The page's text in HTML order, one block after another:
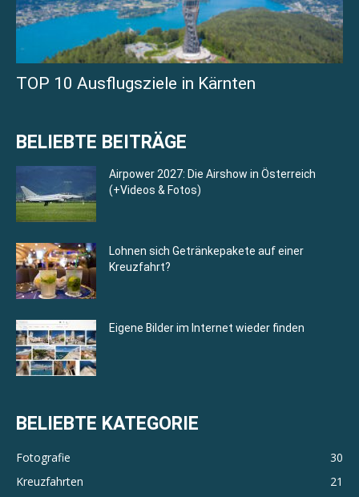
TOP 10 Ausflugsziele in Kärnten
BELIEBTE BEITRÄGE
Airpower 2027: Die Airshow in Österreich
(+Videos & Fotos)
Lohnen sich Getränkepakete auf einer
Kreuzfahrt?
Eigene Bilder im Internet wieder finden
BELIEBTE KATEGORIE
Fotografie
30
Kreuzfahrten
21